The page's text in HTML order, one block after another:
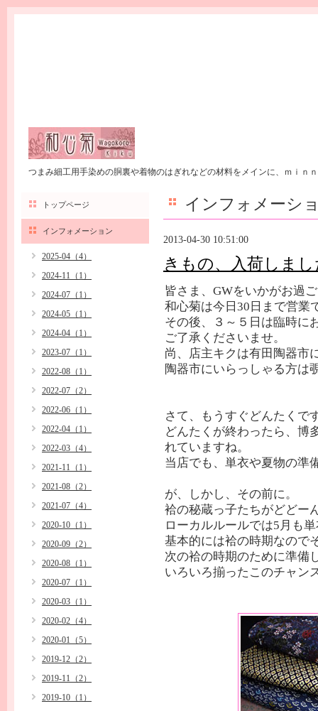
つまみ細工用手染めの胴裏や着物のはぎれなどの材料をメインに、ｍｉｎ
インフォメーシ
2013-04-30 10:51:00
きもの、入荷しまし
皆さま、GWをいかがお過
和心菊は今日30日まで営業
その後、３～５日は臨時に
ご了承くださいませ。
尚、店主キクは有田陶器市
陶器市にいらっしゃる方は
さて、もうすぐどんたくで
どんたくが終わったら、博
れていますね。
当店でも、単衣や夏物の準
が、しかし、その前に。
袷の秘蔵っ子たちがどどー
ローカルルールでは5月も
基本的には袷の時期なので
次の袷の時期のために準備
いろいろ揃ったこのチャン
トップページ
インフォメーション
2025-04（4）
2024-11（1）
2024-07（1）
2024-05（1）
2024-04（1）
2023-07（1）
2022-08（1）
2022-07（2）
2022-06（1）
2022-04（1）
2022-03（4）
2021-11（1）
2021-08（2）
2021-07（4）
2020-10（1）
2020-09（2）
2020-08（1）
2020-07（1）
2020-03（1）
2020-02（4）
2020-01（5）
2019-12（2）
2019-11（2）
2019-10（1）